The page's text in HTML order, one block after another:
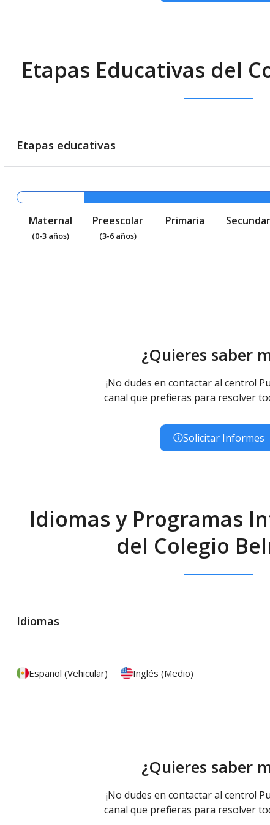
Etapas Educativas del
Etapas educativas
Maternal
(0-3 años)
Preescolar
(3-6 años)
Primaria
¿Quieres saber
¡No dudes en contactar al centro!
canal que prefieras para resolver
Solicitar Informes
Idiomas y Programas
del Colegio
Idiomas
Español (Vehicular) Inglés (Medio)
¿Quieres saber
¡No dudes en contactar al centro!
canal que prefieras para resolver